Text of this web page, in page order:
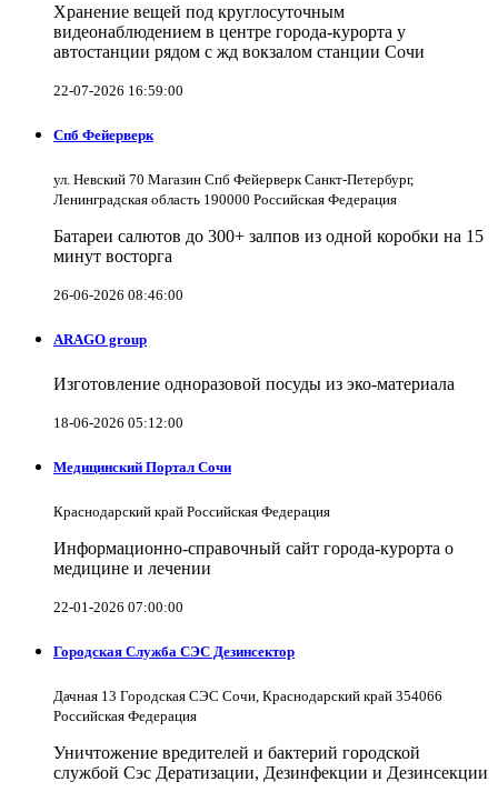
Хранение вещей под круглосуточным
видеонаблюдением в центре города-курорта у
автостанции рядом с жд вокзалом станции Сочи
22-07-2026 16:59:00
Спб Фейерверк
ул. Невский 70 Магазин Спб Фейерверк Санкт-Петербург,
Ленинградская область 190000 Российская Федерация
Батареи салютов до 300+ залпов из одной коробки на 15
минут восторга
26-06-2026 08:46:00
ARAGO group
Изготовление одноразовой посуды из эко-материала
18-06-2026 05:12:00
Медицинский Портал Сочи
Краснодарский край Российская Федерация
Информационно-справочный сайт города-курорта о
медицине и лечении
22-01-2026 07:00:00
Городская Служба СЭС Дезинсектор
Дачная 13 Городская СЭС Сочи, Краснодарский край 354066
Российская Федерация
Уничтожение вредителей и бактерий городской
службой Сэс Дератизации, Дезинфекции и Дезинсекции